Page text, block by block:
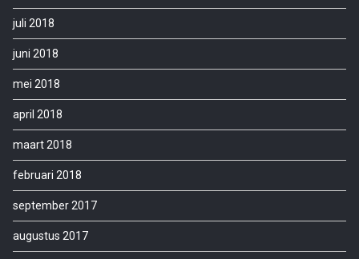
juli 2018
juni 2018
mei 2018
april 2018
maart 2018
februari 2018
september 2017
augustus 2017